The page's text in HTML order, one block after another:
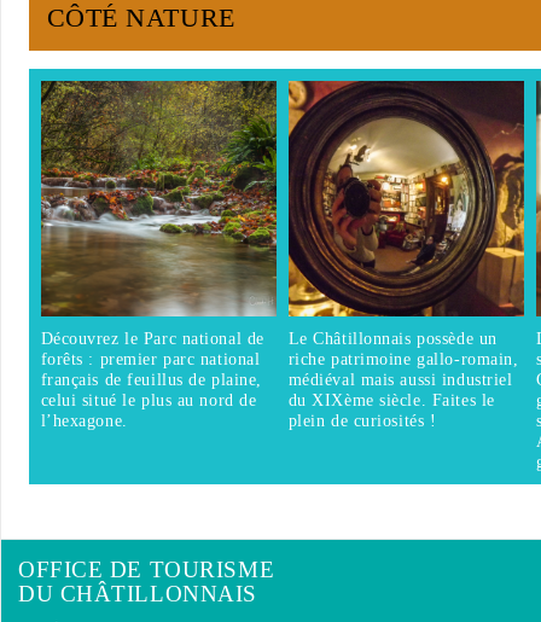
CÔTÉ NATURE
Découvrez le Parc national de
forêts : premier parc national
français de feuillus de plaine,
celui situé le plus au nord de
l’hexagone.
Le Châtillonnais possède un
riche patrimoine gallo-romain,
médiéval mais aussi industriel
du XIXème siècle. Faites le
plein de curiosités !
OFFICE DE TOURISME
DU CHÂTILLONNAIS